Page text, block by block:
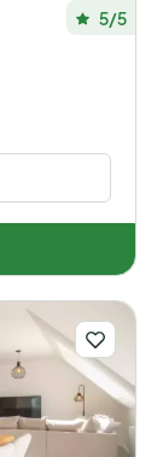
5/5